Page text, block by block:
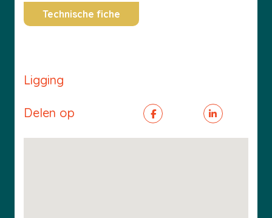
Technische fiche
Ligging
Delen op